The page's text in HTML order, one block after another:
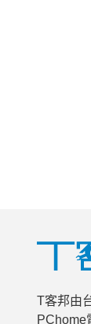
T客邦由
PChome